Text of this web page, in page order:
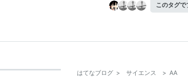
このタグで
はてなブログ > サイエンス > AA